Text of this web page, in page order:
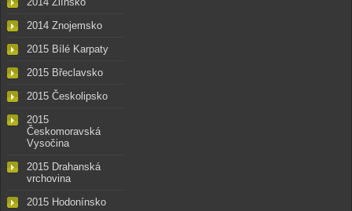
2014 Znojemsko
2015 Bílé Karpaty
2015 Břeclavsko
2015 Českolipsko
2015
Českomoravská
Vysočina
2015 Drahanská
vrchovina
2015 Hodonínsko